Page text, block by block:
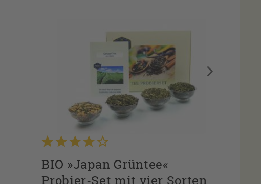
BIO »Japan Grüntee«
Probier-Set mit vier Sorten